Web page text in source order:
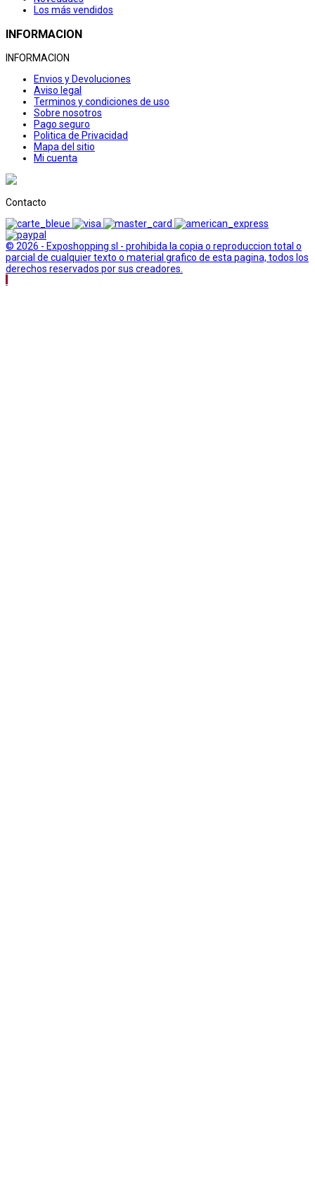
Los más vendidos
INFORMACION
INFORMACION
Envios y Devoluciones
Aviso legal
Terminos y condiciones de uso
Sobre nosotros
Pago seguro
Politica de Privacidad
Mapa del sitio
Mi cuenta
Contacto
© 2026 - Exposhopping sl - prohibida la copia o reproduccion total o
parcial de cualquier texto o material grafico de esta pagina, todos los
derechos reservados por sus creadores.